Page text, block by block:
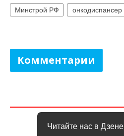
Минстрой РФ онкодиспансер
Комментарии
Читайте нас в Дзене